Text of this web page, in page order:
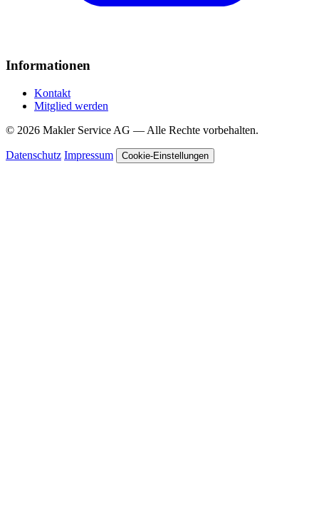
Informationen
Kontakt
Mitglied werden
© 2026 Makler Service AG — Alle Rechte vorbehalten.
Datenschutz Impressum Cookie-Einstellungen